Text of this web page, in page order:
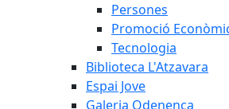
Persones
Promoció
Tecnologia
Biblioteca L'Atzavara
Espai Jove
Galeria Odenenca